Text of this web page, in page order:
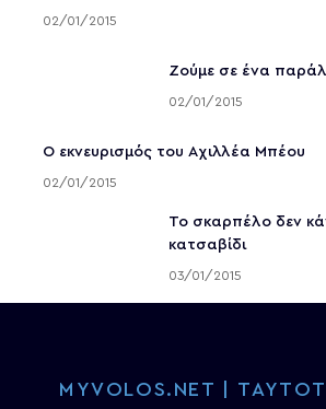
02/01/2015
Ζούμε σε ένα
02/01/2015
Ο εκνευρισμός του Αχιλλέα Μπέου
02/01/2015
To σκαρπέλο δεν
κατσαβίδι
03/01/2015
MYVOLOS.NET |